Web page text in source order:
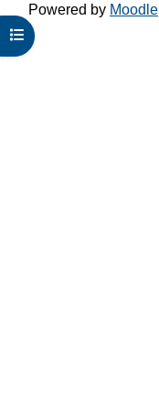
Open course index
Powered by Moodle